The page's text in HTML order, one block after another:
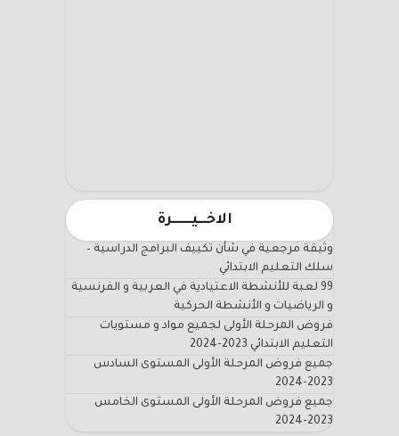
الاخـــيـــــــرة
وثيقة مرجعية في شأن تكييف البرامج الدراسية –
سلك التعليم الابتدائي
99 لعبة للأنشطة الاعتيادية في العربية و الفرنسية
و الرياضيات و الأنشطة الحركية
فروض المرحلة الأولى لجميع مواد و مستويات
التعليم الابتدائي 2023-2024
جميع فروض المرحلة الأولى المستوى السادس
2023-2024
جميع فروض المرحلة الأولى المستوى الخامس
2023-2024